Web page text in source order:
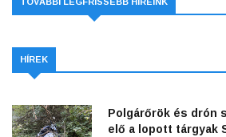
HÍREK
Polgárőrök és drón
elő a lopott tárgyak